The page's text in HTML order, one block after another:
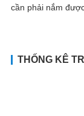
cần phải nắm
THỐNG KÊ